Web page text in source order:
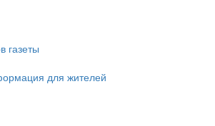
газеты
для жителей